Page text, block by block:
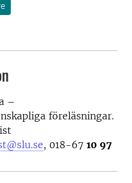
–
föreläsningar.
, 018-67 10 97